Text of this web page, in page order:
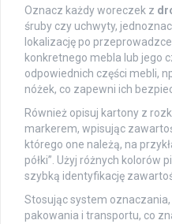
Oznacz każdy woreczek z
śruby czy uchwyty,
lokalizację po
konkretnego mebla lub jego
odpowiednich części mebli,
nóżek, co zapewni ich
Również opisuj kartony z
markerem, wpisując
którego one należą, na
półki”. Użyj różnych kolorów
szybką identyfikację
Stosując system
pakowania i transportu, co